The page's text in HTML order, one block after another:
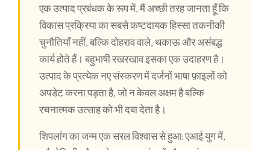
एक उत्पाद प्रबंधक के रूप में, मैं अच्छी तरह जानता हूँ कि
विकास प्रक्रिया का सबसे कष्टदायक हिस्सा तकनीकी
चुनौतियाँ नहीं, बल्कि दोहराव वाले, थकाऊ और असंबद्ध
कार्य होते हैं। बहुभाषी रखरखाव इसका एक उदाहरण है।
उत्पाद के प्रत्येक नए संस्करण में दर्जनों भाषा फ़ाइलों को
अपडेट करना पड़ता है, जो न केवल अक्षम है बल्कि
रचनात्मक उत्साह को भी दबा देता है।
शिपलांग का जन्म एक सरल विश्वास से हुआ: एआई युग में,